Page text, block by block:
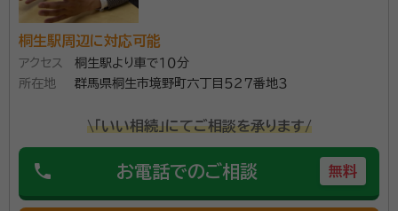
桐生駅周辺に対応可能
アクセス
桐生駅より車で１０分
所在地
群馬県桐生市境野町六丁目５２７番地３
\「いい相続」にてご相談を承ります/
phone お電話でのご相談 無料